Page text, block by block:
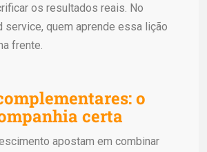
os resultados reais. No
service, quem aprende essa lição
frente.
o
certa
apostam em combinar